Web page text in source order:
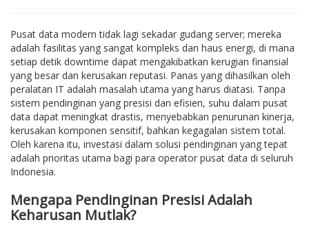
Pusat data modern tidak lagi sekadar gudang server; mereka
adalah fasilitas yang sangat kompleks dan haus energi, di mana
setiap detik downtime dapat mengakibatkan kerugian finansial
yang besar dan kerusakan reputasi. Panas yang dihasilkan oleh
peralatan IT adalah masalah utama yang harus diatasi. Tanpa
sistem pendinginan yang presisi dan efisien, suhu dalam pusat
data dapat meningkat drastis, menyebabkan penurunan kinerja,
kerusakan komponen sensitif, bahkan kegagalan sistem total.
Oleh karena itu, investasi dalam solusi pendinginan yang tepat
adalah prioritas utama bagi para operator pusat data di seluruh
Indonesia.
Mengapa Pendinginan Presisi Adalah
Keharusan Mutlak?